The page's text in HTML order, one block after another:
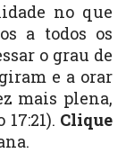
no que
a todos os
o grau de
e a orar
mais plena,
Clique